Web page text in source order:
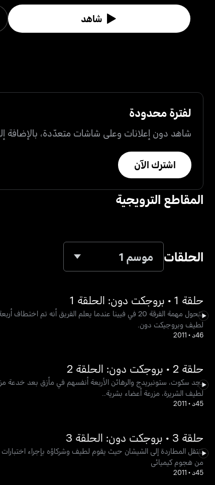
شاهد
لفترة محدودة
شاهد دون إعلانات وعلى شاشات متعدّدة، بالإضافة
اشترك الآن
المقاطع الترويجية
الحلقات موسم 1
حلقة 1 • بروجكت دون: الحلقة 1
لطيف وبروجيكت دون.
46د •
2011
حلقة 2 • بروجكت دون: الحلقة 2
يجد سكوت، ستونبريدج والرهائن الأربعة أنفسهم في مأزق بعد خدعة
لطيف الشريرة، مزرعة أعضاء بشرية..
45د •
2011
حلقة 3 • بروجكت دون: الحلقة 3
تنتقل المطاردة إلى الشيشان حيث يقوم لطيف وشركاؤه بإجراء
من هجوم كيميائي
45د •
2011